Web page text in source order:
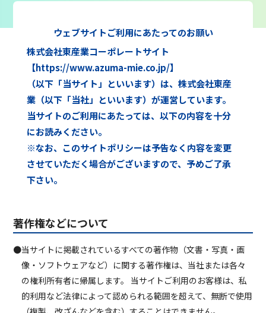
ウェブサイトご利用にあたってのお願い
株式会社東産業コーポレートサイト
【https://www.azuma-mie.co.jp/】
（以下「当サイト」といいます）は、株式会社東産
業（以下「当社」といいます）が運営しています。
当サイトのご利用にあたっては、以下の内容を十分
にお読みください。
※なお、このサイトポリシーは予告なく内容を変更
させていただく場合がございますので、予めご了承
下さい。
著作権などについて
●当サイトに掲載されているすべての著作物（文書・写真・画
像・ソフトウェアなど）に関する著作権は、当社または各々
の権利所有者に帰属します。 当サイトご利用のお客様は、私
的利用など法律によって認められる範囲を超えて、無断で使用